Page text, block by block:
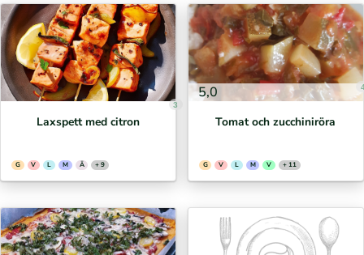
3
Laxspett med citron
G V L M Ä + 9
5,0
Tomat och zucchiniröra
G V L M V + 11